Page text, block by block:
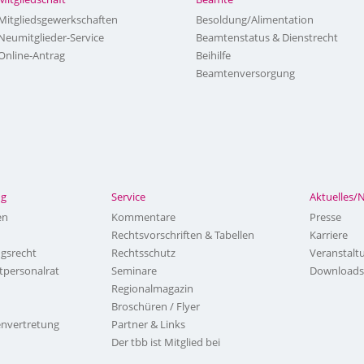
Service
Antrag
Besoldung/Alimentation
Beamtenstatus & Dienstrecht
Beihilfe
Beamtenversorgung
Service
Kommentare
Rechtsvorschriften & Tabellen
Rechtsschutz
Seminare
Regionalmagazin
Broschüren / Flyer
Partner & Links
Der tbb ist Mitglied bei
Aktuelles/
Presse
Karriere
Downloads